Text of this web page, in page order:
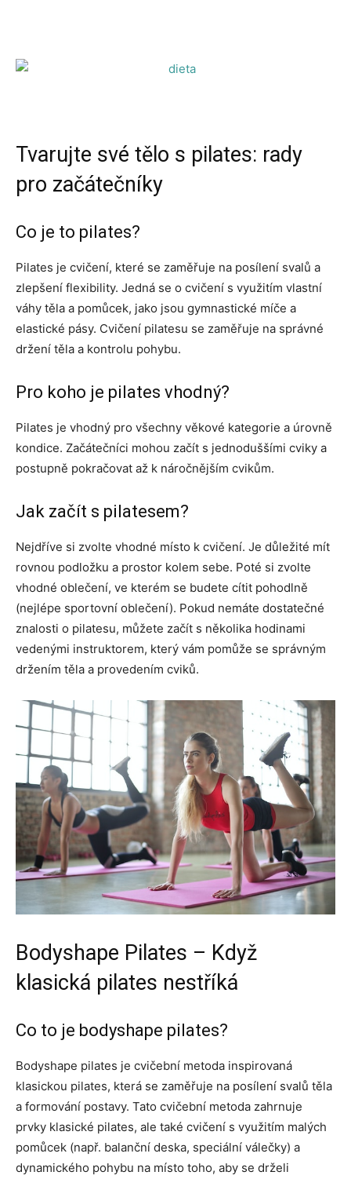
Tvarujte své tělo s pilates: rady
pro začátečníky
Co je to pilates?
Pilates je cvičení, které se zaměřuje na posílení svalů a
zlepšení flexibility. Jedná se o cvičení s využitím vlastní
váhy těla a pomůcek, jako jsou gymnastické míče a
elastické pásy. Cvičení pilatesu se zaměřuje na správné
držení těla a kontrolu pohybu.
Pro koho je pilates vhodný?
Pilates je vhodný pro všechny věkové kategorie a úrovně
kondice. Začátečníci mohou začít s jednoduššími cviky a
postupně pokračovat až k náročnějším cvikům.
Jak začít s pilatesem?
Nejdříve si zvolte vhodné místo k cvičení. Je důležité mít
rovnou podložku a prostor kolem sebe. Poté si zvolte
vhodné oblečení, ve kterém se budete cítit pohodlně
(nejlépe sportovní oblečení). Pokud nemáte dostatečné
znalosti o pilatesu, můžete začít s několika hodinami
vedenými instruktorem, který vám pomůže se správným
držením těla a provedením cviků.
Bodyshape Pilates – Když
klasická pilates nestříká
Co to je bodyshape pilates?
Bodyshape pilates je cvičební metoda inspirovaná
klasickou pilates, která se zaměřuje na posílení svalů těla
a formování postavy. Tato cvičební metoda zahrnuje
prvky klasické pilates, ale také cvičení s využitím malých
pomůcek (např. balanční deska, speciální válečky) a
dynamického pohybu na místo toho, aby se drželi